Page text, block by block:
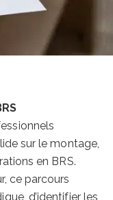
sur le montage,
en BRS.
ce parcours
d’identifier les